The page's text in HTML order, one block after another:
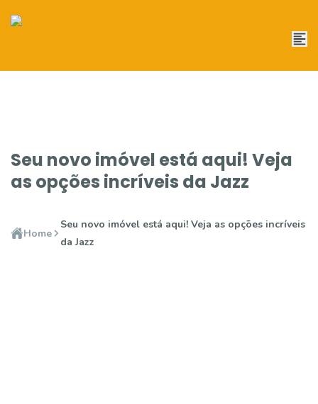
Seu novo imóvel está aqui! Veja
as opções incríveis da Jazz
Home
Seu novo imóvel está aqui! Veja as opções incríveis
da Jazz